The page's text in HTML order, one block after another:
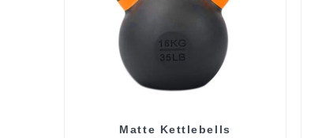
Matte Kettlebells